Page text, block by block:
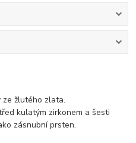
žlutého zlata.
kulatým zirkonem a šesti
zásnubní prsten.